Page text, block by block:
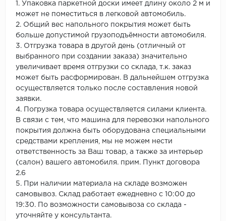
1. Упаковка паркетной доски имеет длину около 2 м и
может не поместиться в легковой автомобиль.
2. Общий вес напольного покрытия может быть
больше допустимой грузоподъёмности автомобиля.
3. Отгрузка товара в другой день (отличный от
выбранного при создании заказа) значительно
увеличивает время отгрузки со склада, т.к. заказ
может быть расформирован. В дальнейшем отгрузка
осуществляется только после составления новой
заявки.
4. Погрузка товара осуществляется силами клиента.
В связи с тем, что машина для перевозки напольного
покрытия должна быть оборудована специальными
средствами крепления, мы не можем нести
ответственность за Ваш товар, а также за интерьер
(салон) вашего автомобиля. прим. Пункт договора
2.6
5. При наличии материала на складе возможен
самовывоз. Склад работает ежедневно с 10:00 до
19:30. По возможности самовывоза со склада -
уточняйте у консультанта.